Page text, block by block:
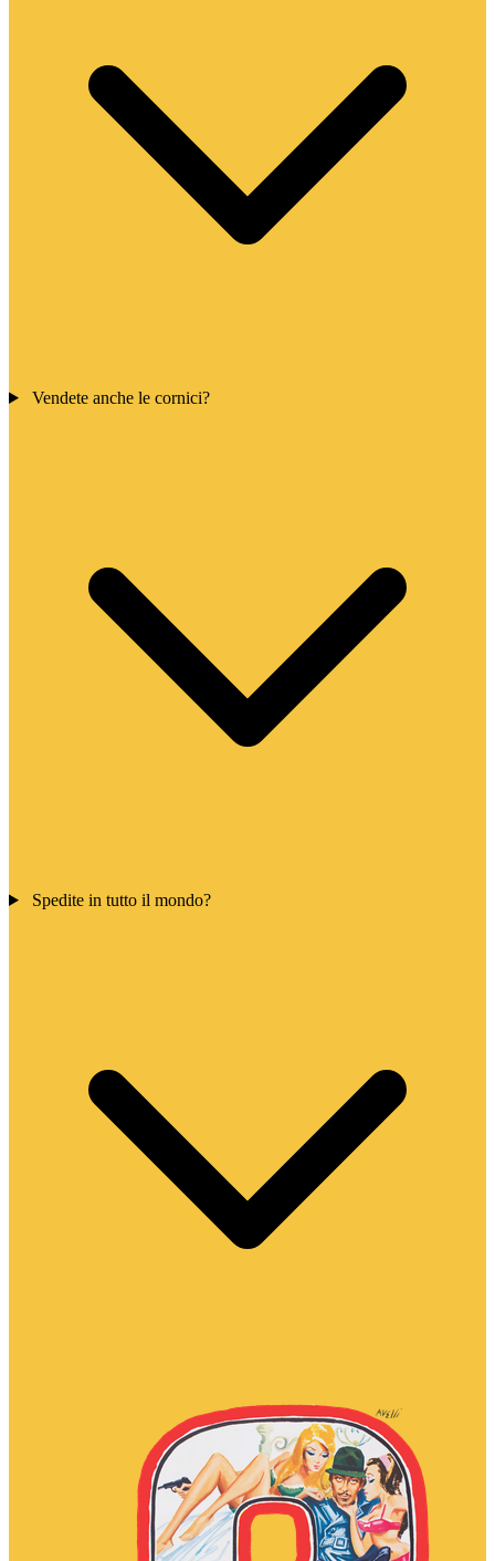
Vendete anche le cornici?
Spedite in tutto il mondo?